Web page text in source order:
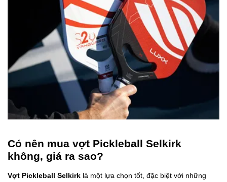
Có nên mua vợt Pickleball Selkirk
không, giá ra sao?
Vợt Pickleball Selkirk là một lựa chọn tốt, đặc biệt với những